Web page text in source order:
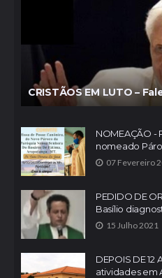
CRISTÃOS EM LUTO –
NOMEAÇÃO -
nomeado
07 Fevereiro
PEDIDO DE
Basílio
15 Julho 2021
DEPOIS DE
atividades em